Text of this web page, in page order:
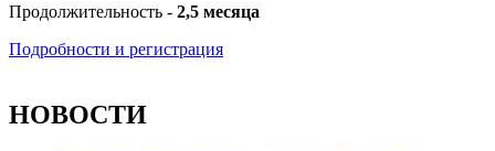
Продолжительность - 2,5 месяца
Подробности и регистрация
НОВОСТИ